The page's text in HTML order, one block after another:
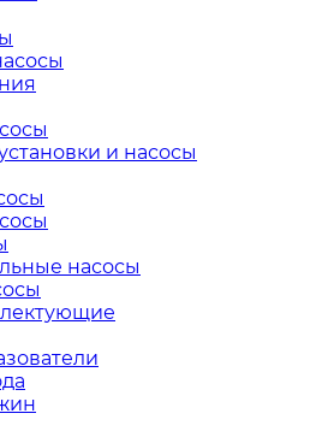
и насосы
насосы